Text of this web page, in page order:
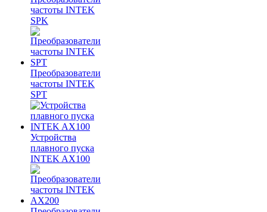
частоты INTEK
SPK
Преобразователи
частоты INTEK
SPT
Устройства
плавного пуска
INTEK AX100